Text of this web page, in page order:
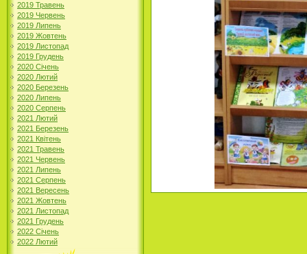
2019 Травень
2019 Червень
2019 Липень
2019 Жовтень
2019 Листопад
2019 Грудень
2020 Січень
2020 Лютий
2020 Березень
2020 Липень
2020 Серпень
2021 Лютий
2021 Березень
2021 Квітень
2021 Травень
2021 Червень
2021 Липень
2021 Серпень
2021 Вересень
2021 Жовтень
2021 Листопад
2021 Грудень
2022 Січень
2022 Лютий